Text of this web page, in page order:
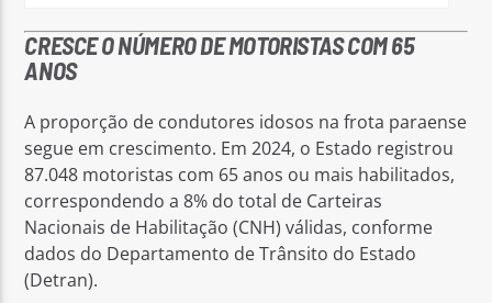
CRESCE O NÚMERO DE MOTORISTAS COM 65
ANOS
A proporção de condutores idosos na frota paraense
segue em crescimento. Em 2024, o Estado registrou
87.048 motoristas com 65 anos ou mais habilitados,
correspondendo a 8% do total de Carteiras
Nacionais de Habilitação (CNH) válidas, conforme
dados do Departamento de Trânsito do Estado
(Detran).